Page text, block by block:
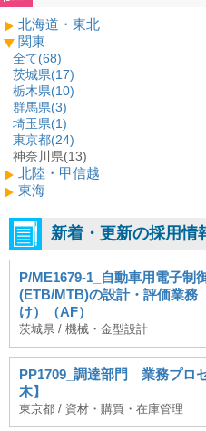
北海道・東北
関東
全て(68)
茨城県(17)
栃木県(10)
群馬県(3)
埼玉県(1)
東京都(24)
神奈川県(13)
北陸・甲信越
東海
新着・更新の採用情
P/ME1679-1_自動車用電子制
(ETB/MTB)の設計・評価業務
け）（AF）
茨城県 / 機械・金型設計
PP1709_調達部門 業務プロ
木】
東京都 / 資材・購買・在庫管理